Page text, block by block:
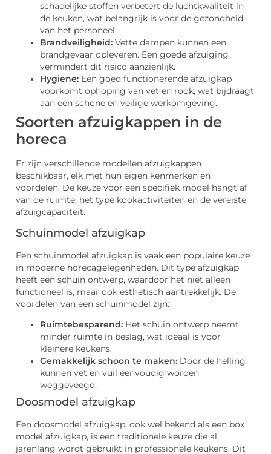
schadelijke stoffen verbetert de luchtkwaliteit in
de keuken, wat belangrijk is voor de gezondheid
van het personeel.
Brandveiligheid: Vette dampen kunnen een
brandgevaar opleveren. Een goede afzuiging
vermindert dit risico aanzienlijk.
Hygiene: Een goed functionerende afzuigkap
voorkomt ophoping van vet en rook, wat bijdraagt
aan een schone en veilige werkomgeving.
Soorten afzuigkappen in de
horeca
Er zijn verschillende modellen afzuigkappen
beschikbaar, elk met hun eigen kenmerken en
voordelen. De keuze voor een specifiek model hangt af
van de ruimte, het type kookactiviteiten en de vereiste
afzuigcapaciteit.
Schuinmodel afzuigkap
Een schuinmodel afzuigkap is vaak een populaire keuze
in moderne horecagelegenheden. Dit type afzuigkap
heeft een schuin ontwerp, waardoor het niet alleen
functioneel is, maar ook esthetisch aantrekkelijk. De
voordelen van een schuinmodel zijn:
Ruimtebesparend: Het schuin ontwerp neemt
minder ruimte in beslag, wat ideaal is voor
kleinere keukens.
Gemakkelijk schoon te maken: Door de helling
kunnen vet en vuil eenvoudig worden
weggeveegd.
Doosmodel afzuigkap
Een doosmodel afzuigkap, ook wel bekend als een box
model afzuigkap, is een traditionele keuze die al
jarenlang wordt gebruikt in professionele keukens. Dit